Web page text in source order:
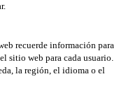
recuerde información para
sitio web para cada usuario.
la región, el idioma o el